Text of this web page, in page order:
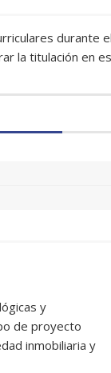
durante
la titulación en
y
de proyecto
inmobiliaria y